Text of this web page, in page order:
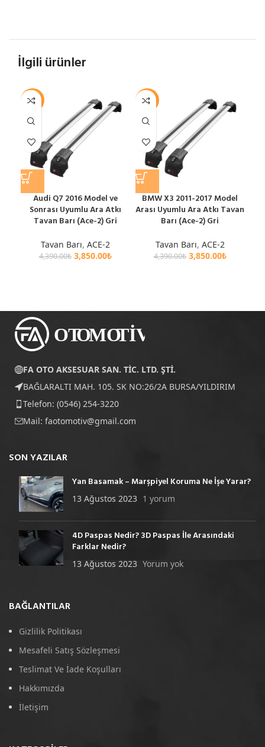
İlgili ürünler
-12%
Audi Q7 2016 Model ve
Sonrası Uyumlu Ara Atkı
Tavan Barı (Ace-2) Gri
Tavan Barı, ACE-2
4,390.00₺ 3,850.00₺
-12%
BMW X3 2011-2017 Model
Arası Uyumlu Ara Atkı Tavan
Barı (Ace-2) Gri
Tavan Barı, ACE-2
4,390.00₺ 3,850.00₺
FA OTO AKSESUAR SAN. TİC. LTD. ŞTİ.
BAĞLARALTI MAH. 105. SK NO:26/2A BURSA/YILDIRIM
Telefon: (0546) 254-3220
Mail: faotomotiv@gmail.com
SON YAZILAR
Yan Basamak – Marşpiyel Koruma Ne İşe Yarar?
13 Ağustos 2023 1 yorum
4D Paspas Nedir? 3D Paspas İle Arasındaki
Farklar Nedir?
13 Ağustos 2023 Yorum yok
BAĞLANTILAR
Gizlilik Politikası
Mesafeli Satış Sözleşmesi
Teslimat Ve İade Koşulları
Hakkımızda
İletişim